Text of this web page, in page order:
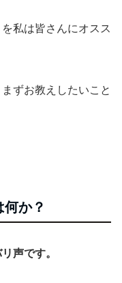
私は皆さんにオスス
ずお教えしたいこと
か？
声です。